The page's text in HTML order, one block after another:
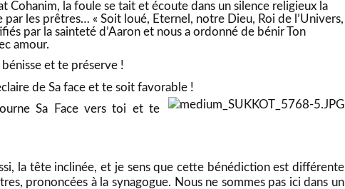
Cohanim, la foule se tait et écoute dans un silence religieux la
par les prêtres… « Soit loué, Eternel, notre Dieu, Roi de l’Univers,
par la sainteté d’Aaron et nous a ordonné de bénir Ton
amour.
et te préserve !
de Sa face et te soit favorable !
Sa Face vers toi et te
la tête inclinée, et je sens que cette bénédiction est différente
prononcées à la synagogue. Nous ne sommes pas ici dans un